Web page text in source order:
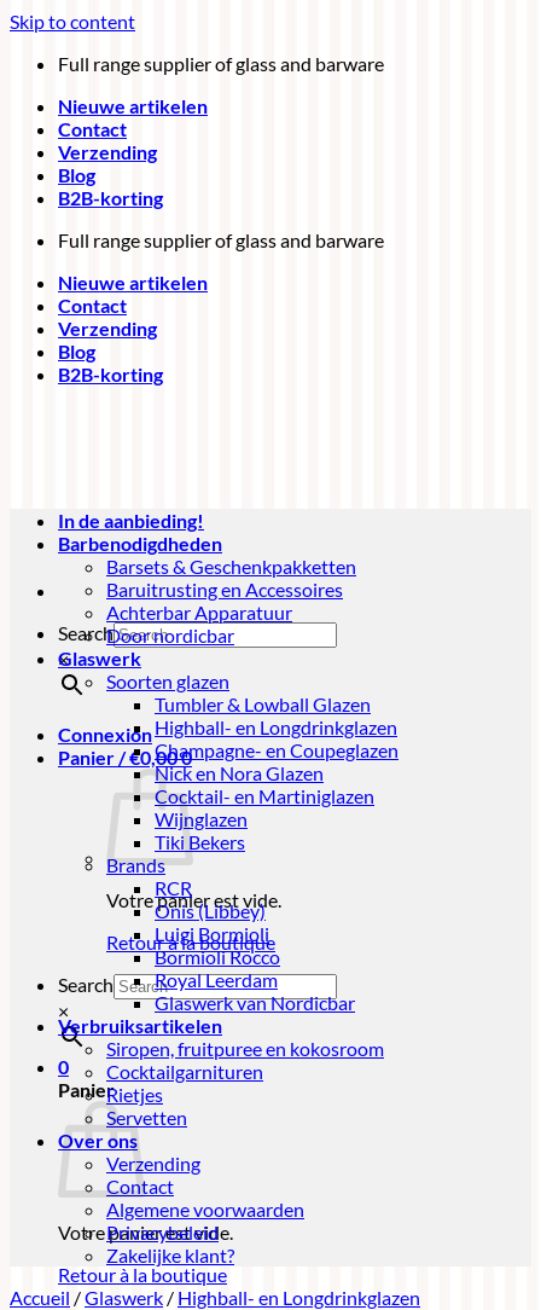
Skip to content
Full range supplier of glass and barware
Nieuwe artikelen
Contact
Verzending
Blog
B2B-korting
Full range supplier of glass and barware
Nieuwe artikelen
Contact
Verzending
Blog
B2B-korting
Search
×
Connexion
Panier /€0,000
Votre panier est vide.
Retour à la boutique
Search
×
0
Panier
Votre panier est vide.
Retour à la boutique
In de aanbieding!
Barbenodigdheden
Barsets & Geschenkpakketten
Baruitrusting en Accessoires
Achterbar Apparatuur
Door nordicbar
Glaswerk
Soorten glazen
Tumbler & Lowball Glazen
Highball- en Longdrinkglazen
Champagne- en Coupeglazen
Nick en Nora Glazen
Cocktail- en Martiniglazen
Wijnglazen
Tiki Bekers
Brands
RCR
Onis (Libbey)
Luigi Bormioli
Bormioli Rocco
Royal Leerdam
Glaswerk van Nordicbar
Verbruiksartikelen
Siropen, fruitpuree en kokosroom
Cocktailgarnituren
Rietjes
Servetten
Over ons
Verzending
Contact
Algemene voorwaarden
Privacybeleid
Zakelijke klant?
Accueil /Glaswerk / Highball- en Longdrinkglazen